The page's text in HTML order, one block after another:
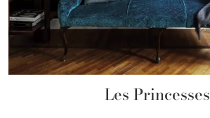
Les Princesses